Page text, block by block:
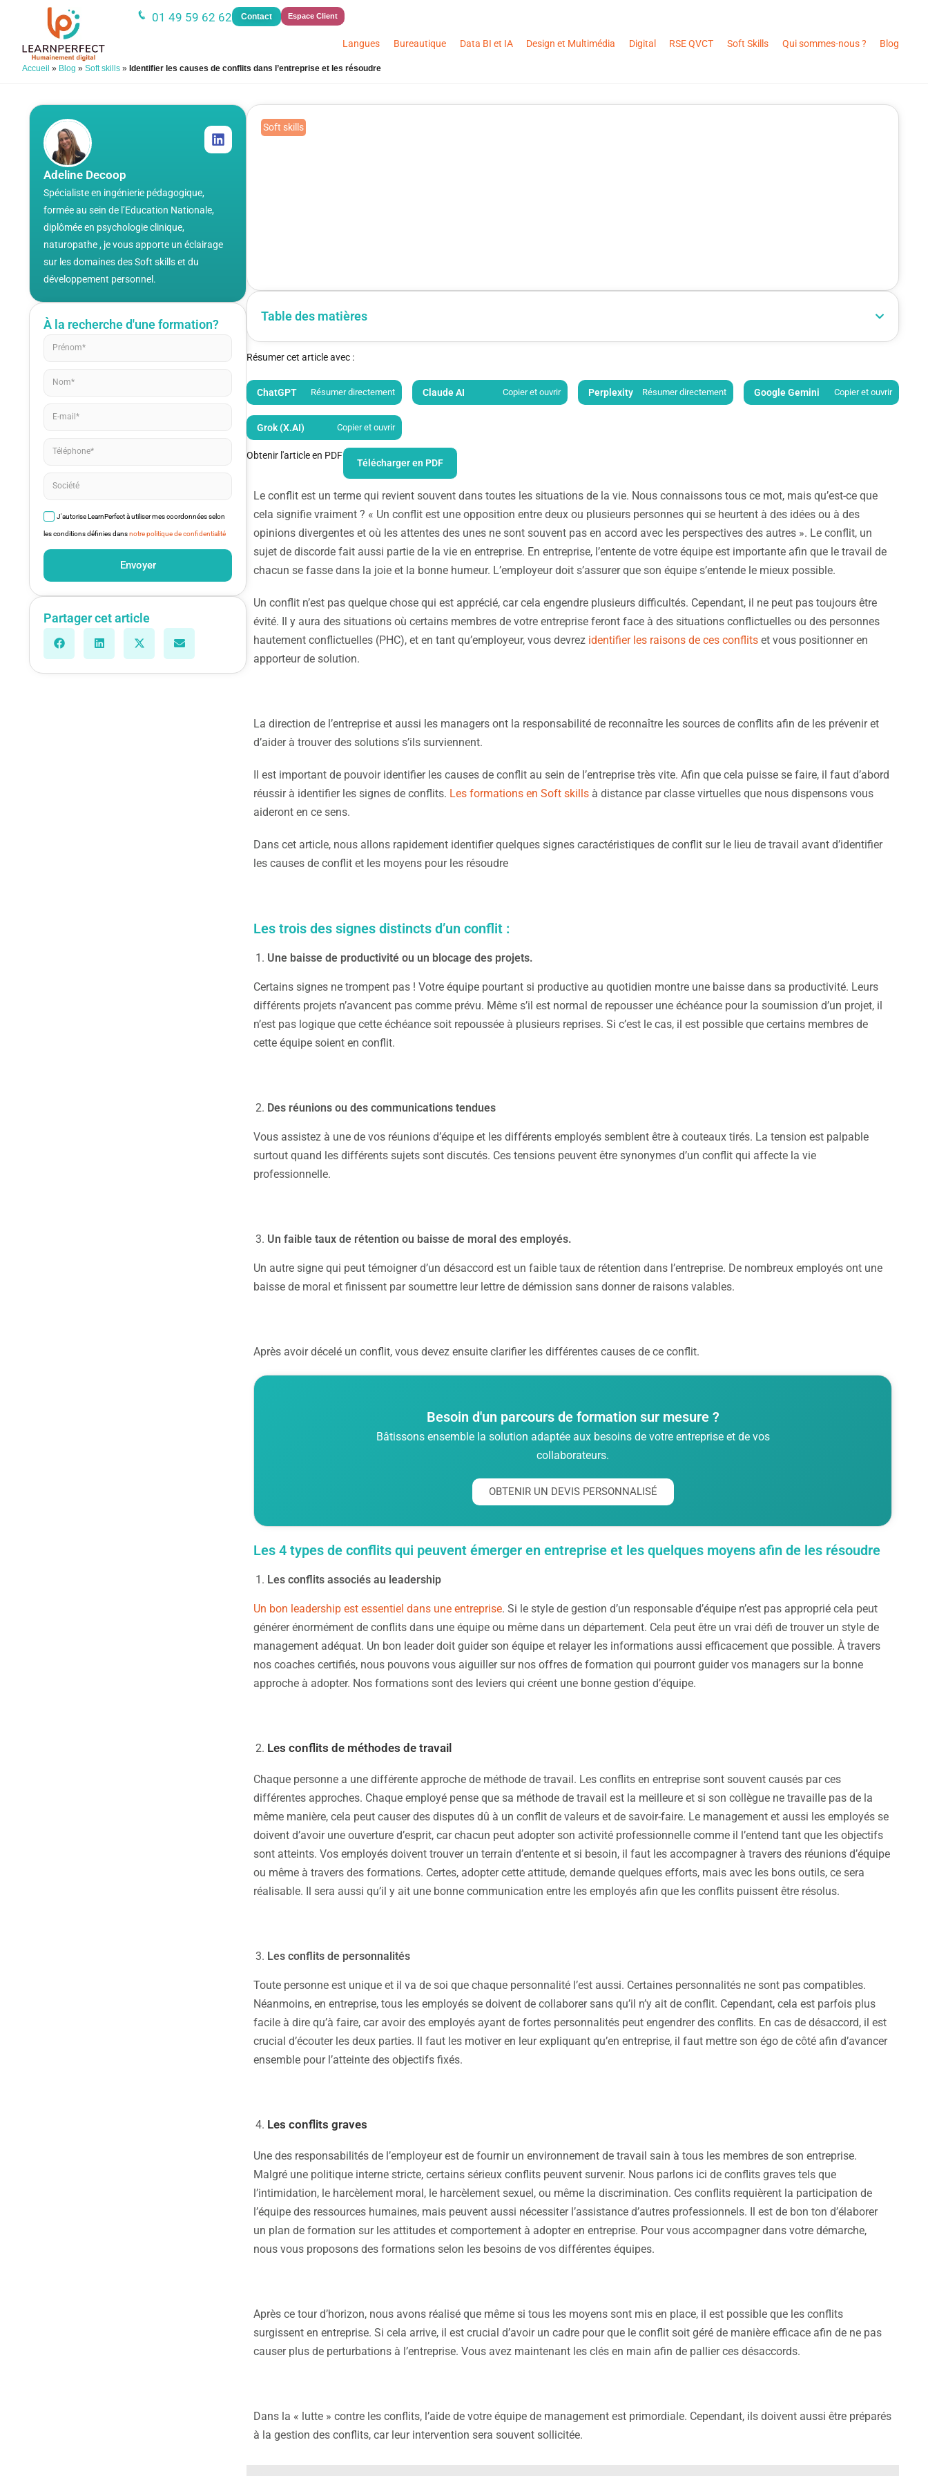
01 49 59 62 62 Contact Espace Client
Langues Bureautique Data BI et IA Design et Multimédia Digital RSE QVCT Soft Skills Qui sommes-nous ? Blog
Accueil » Blog » Soft skills » Identifier les causes de conflits dans l’entreprise et les résoudre
Adeline Decoop
Spécialiste en ingénierie pédagogique,
formée au sein de l’Education Nationale,
diplômée en psychologie clinique,
naturopathe , je vous apporte un éclairage
sur les domaines des Soft skills et du
développement personnel.
À la recherche d'une formation?
J'autorise LearnPerfect à utiliser mes coordonnées selon
les conditions définies dansnotre politique de confidentialité
Envoyer
Partager cet article
Soft skills
Table des matières
Résumer cet article avec :
ChatGPT Résumer directement Claude AI Copier et ouvrir Perplexity Résumer directement Google Gemini Copier et ouvrir
Grok (X.AI) Copier et ouvrir
Obtenir l'article en PDF
Télécharger en PDF
Le conflit est un terme qui revient souvent dans toutes les situations de la vie. Nous connaissons tous ce mot, mais qu’est-ce que
cela signifie vraiment ? « Un conflit est une opposition entre deux ou plusieurs personnes qui se heurtent à des idées ou à des
opinions divergentes et où les attentes des unes ne sont souvent pas en accord avec les perspectives des autres ». Le conflit, un
sujet de discorde fait aussi partie de la vie en entreprise. En entreprise, l’entente de votre équipe est importante afin que le travail de
chacun se fasse dans la joie et la bonne humeur. L’employeur doit s’assurer que son équipe s’entende le mieux possible.
Un conflit n’est pas quelque chose qui est apprécié, car cela engendre plusieurs difficultés. Cependant, il ne peut pas toujours être
évité. Il y aura des situations où certains membres de votre entreprise feront face à des situations conflictuelles ou des personnes
hautement conflictuelles (PHC), et en tant qu’employeur, vous devrez identifier les raisons de ces conflits et vous positionner en
apporteur de solution.
La direction de l’entreprise et aussi les managers ont la responsabilité de reconnaître les sources de conflits afin de les prévenir et
d’aider à trouver des solutions s’ils surviennent.
Il est important de pouvoir identifier les causes de conflit au sein de l’entreprise très vite. Afin que cela puisse se faire, il faut d’abord
réussir à identifier les signes de conflits. Les formations en Soft skills à distance par classe virtuelles que nous dispensons vous
aideront en ce sens.
Dans cet article, nous allons rapidement identifier quelques signes caractéristiques de conflit sur le lieu de travail avant d’identifier
les causes de conflit et les moyens pour les résoudre
Les trois des signes distincts d’un conflit :
Une baisse de productivité ou un blocage des projets.
Certains signes ne trompent pas ! Votre équipe pourtant si productive au quotidien montre une baisse dans sa productivité. Leurs
différents projets n’avancent pas comme prévu. Même s’il est normal de repousser une échéance pour la soumission d’un projet, il
n’est pas logique que cette échéance soit repoussée à plusieurs reprises. Si c’est le cas, il est possible que certains membres de
cette équipe soient en conflit.
Des réunions ou des communications tendues
Vous assistez à une de vos réunions d’équipe et les différents employés semblent être à couteaux tirés. La tension est palpable
surtout quand les différents sujets sont discutés. Ces tensions peuvent être synonymes d’un conflit qui affecte la vie
professionnelle.
Un faible taux de rétention ou baisse de moral des employés.
Un autre signe qui peut témoigner d’un désaccord est un faible taux de rétention dans l’entreprise. De nombreux employés ont une
baisse de moral et finissent par soumettre leur lettre de démission sans donner de raisons valables.
Après avoir décelé un conflit, vous devez ensuite clarifier les différentes causes de ce conflit.
Besoin d'un parcours de formation sur mesure ?
Bâtissons ensemble la solution adaptée aux besoins de votre entreprise et de vos
collaborateurs.
OBTENIR UN DEVIS PERSONNALISÉ
Les 4 types de conflits qui peuvent émerger en entreprise et les quelques moyens afin de les résoudre
Les conflits associés au leadership
Un bon leadership est essentiel dans une entreprise. Si le style de gestion d’un responsable d’équipe n’est pas approprié cela peut
générer énormément de conflits dans une équipe ou même dans un département. Cela peut être un vrai défi de trouver un style de
management adéquat. Un bon leader doit guider son équipe et relayer les informations aussi efficacement que possible. À travers
nos coaches certifiés, nous pouvons vous aiguiller sur nos offres de formation qui pourront guider vos managers sur la bonne
approche à adopter. Nos formations sont des leviers qui créent une bonne gestion d’équipe.
Les conflits de méthodes de travail
Chaque personne a une différente approche de méthode de travail. Les conflits en entreprise sont souvent causés par ces
différentes approches. Chaque employé pense que sa méthode de travail est la meilleure et si son collègue ne travaille pas de la
même manière, cela peut causer des disputes dû à un conflit de valeurs et de savoir-faire. Le management et aussi les employés se
doivent d’avoir une ouverture d’esprit, car chacun peut adopter son activité professionnelle comme il l’entend tant que les objectifs
sont atteints. Vos employés doivent trouver un terrain d’entente et si besoin, il faut les accompagner à travers des réunions d’équipe
ou même à travers des formations. Certes, adopter cette attitude, demande quelques efforts, mais avec les bons outils, ce sera
réalisable. Il sera aussi qu’il y ait une bonne communication entre les employés afin que les conflits puissent être résolus.
Les conflits de personnalités
Toute personne est unique et il va de soi que chaque personnalité l’est aussi. Certaines personnalités ne sont pas compatibles.
Néanmoins, en entreprise, tous les employés se doivent de collaborer sans qu’il n’y ait de conflit. Cependant, cela est parfois plus
facile à dire qu’à faire, car avoir des employés ayant de fortes personnalités peut engendrer des conflits. En cas de désaccord, il est
crucial d’écouter les deux parties. Il faut les motiver en leur expliquant qu’en entreprise, il faut mettre son égo de côté afin d’avancer
ensemble pour l’atteinte des objectifs fixés.
Les conflits graves
Une des responsabilités de l’employeur est de fournir un environnement de travail sain à tous les membres de son entreprise.
Malgré une politique interne stricte, certains sérieux conflits peuvent survenir. Nous parlons ici de conflits graves tels que
l’intimidation, le harcèlement moral, le harcèlement sexuel, ou même la discrimination. Ces conflits requièrent la participation de
l’équipe des ressources humaines, mais peuvent aussi nécessiter l’assistance d’autres professionnels. Il est de bon ton d’élaborer
un plan de formation sur les attitudes et comportement à adopter en entreprise. Pour vous accompagner dans votre démarche,
nous vous proposons des formations selon les besoins de vos différentes équipes.
Après ce tour d’horizon, nous avons réalisé que même si tous les moyens sont mis en place, il est possible que les conflits
surgissent en entreprise. Si cela arrive, il est crucial d’avoir un cadre pour que le conflit soit géré de manière efficace afin de ne pas
causer plus de perturbations à l’entreprise. Vous avez maintenant les clés en main afin de pallier ces désaccords.
Dans la « lutte » contre les conflits, l’aide de votre équipe de management est primordiale. Cependant, ils doivent aussi être préparés
à la gestion des conflits, car leur intervention sera souvent sollicitée.